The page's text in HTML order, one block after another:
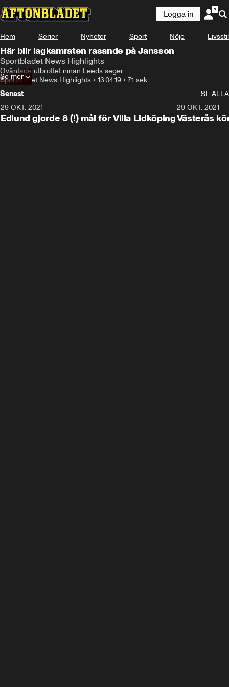
Logga in
Hem Serier Nyheter Sport Nöje Livsstil
Här blir lagkamraten rasande på Jansson
Sportbladet News Highlights
Oväntade utbrottet innan Leeds seger
Sportbladet News Highlights • 13.04.19 • 71 sek
Se mer
Senast
SE ALLA
29 OKT. 2021
Edlund gjorde 8 (!) mål för Villa Lidköping
29 OKT. 2021
Västerås